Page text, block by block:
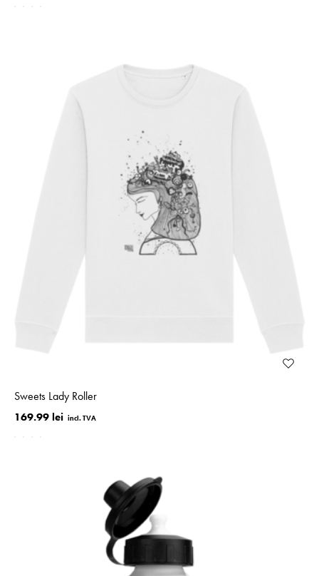
Sweets Lady Roller
169.99 lei